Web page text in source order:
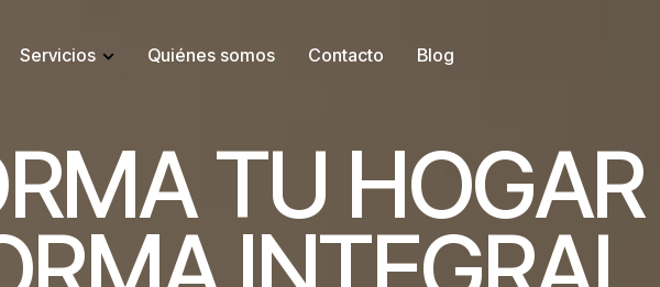
Servicios Quiénes somos Contacto Blog
RMATU HOGAR